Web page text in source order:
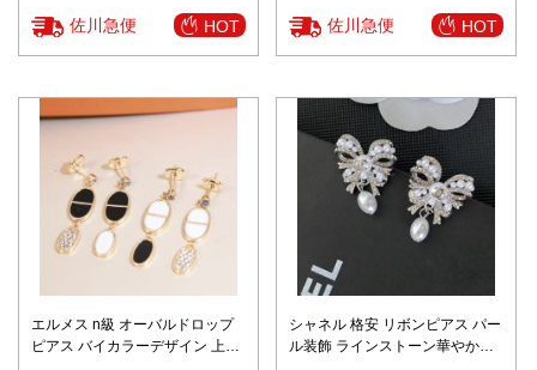
佐川急便 HOT 佐川急便 HOT
エルメス n級 オーバルドロップ
ピアス バイカラーデザイン 上質
シャネル 格安 リボンピアス パー
ル装飾 ラインストーン華やかデ